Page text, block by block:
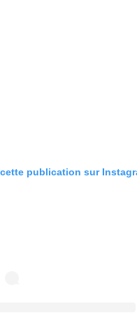
publication sur